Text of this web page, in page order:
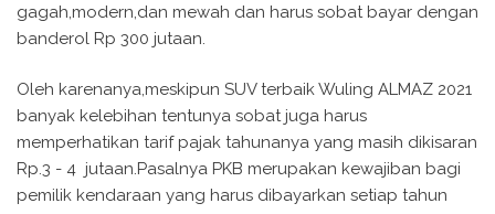
gagah,modern,dan mewah dan harus sobat bayar dengan
banderol Rp 300 jutaan.
Oleh karenanya,meskipun SUV terbaik Wuling ALMAZ 2021
banyak kelebihan tentunya sobat juga harus
memperhatikan tarif pajak tahunanya yang masih dikisaran
Rp.3 - 4 jutaan.Pasalnya PKB merupakan kewajiban bagi
pemilik kendaraan yang harus dibayarkan setiap tahun